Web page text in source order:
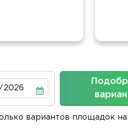
вариантов площадок